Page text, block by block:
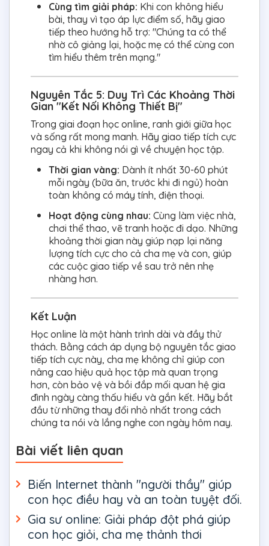
Cùng tìm giải pháp: Khi con không hiểu
bài, thay vì tạo áp lực điểm số, hãy giao
tiếp theo hướng hỗ trợ: "Chúng ta có thể
nhờ cô giảng lại, hoặc mẹ có thể cùng con
tìm hiểu thêm trên mạng."
Nguyên Tắc 5: Duy Trì Các Khoảng Thời
Gian "Kết Nối Không Thiết Bị"
Trong giai đoạn học online, ranh giới giữa học
và sống rất mong manh. Hãy giao tiếp tích cực
ngay cả khi không nói gì về chuyện học tập.
Thời gian vàng: Dành ít nhất 30-60 phút
mỗi ngày (bữa ăn, trước khi đi ngủ) hoàn
toàn không có máy tính, điện thoại.
Hoạt động cùng nhau: Cùng làm việc nhà,
chơi thể thao, vẽ tranh hoặc đi dạo. Những
khoảng thời gian này giúp nạp lại năng
lượng tích cực cho cả cha mẹ và con, giúp
các cuộc giao tiếp về sau trở nên nhẹ
nhàng hơn.
Kết Luận
Học online là một hành trình dài và đầy thử
thách. Bằng cách áp dụng bộ nguyên tắc giao
tiếp tích cực này, cha mẹ không chỉ giúp con
nâng cao hiệu quả học tập mà quan trọng
hơn, còn bảo vệ và bồi đắp mối quan hệ gia
đình ngày càng thấu hiểu và gắn kết. Hãy bắt
đầu từ những thay đổi nhỏ nhất trong cách
chúng ta nói và lắng nghe con ngày hôm nay.
Bài viết liên quan
Biến Internet thành "người thầy" giúp
con học điều hay và an toàn tuyệt đối.
Gia sư online: Giải pháp đột phá giúp
con học giỏi, cha mẹ thảnh thơi